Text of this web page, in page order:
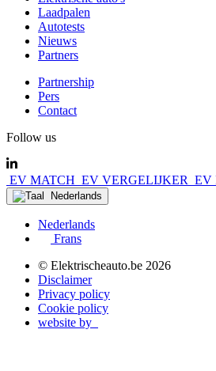
Laadpalen
Autotests
Nieuws
Partners
Partnership
Pers
Contact
Follow us
EV MATCH EV VERGELIJKER EV
Nederlands
Nederlands
Frans
© Elektrischeauto.be 2026
Disclaimer
Privacy policy
Cookie policy
website by